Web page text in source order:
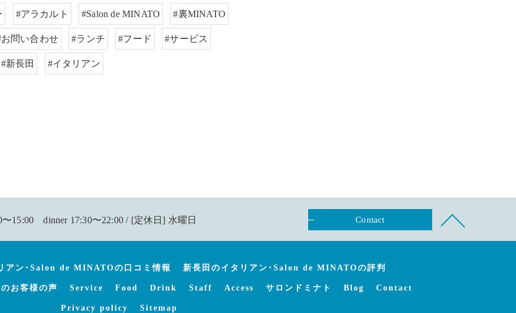
#アラカルト #Salon de MINATO #裏MINATO
お問い合わせ #ランチ #フード #サービス
#新長田 #イタリアン
〜15:00 dinner 17:30〜22:00 / [定休日] 水曜日 Contact
アン･Salon de MINATOの口コミ情報 新長田のイタリアン･Salon de MINATOの評判
お客様の声 Service Food Drink Staff Access サロンドミナト Blog Contact
Privacy policy Sitemap